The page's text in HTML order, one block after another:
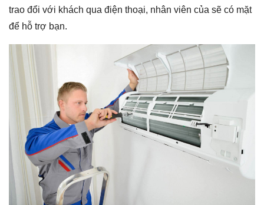
trao đổi với khách qua điện thoại, nhân viên của sẽ có mặt
để hỗ trợ bạn.